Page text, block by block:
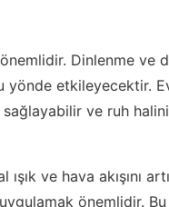
Dinlenme ve
yönde etkileyecektir.
ve ruh
ve hava akışını
önemlidir. Bu